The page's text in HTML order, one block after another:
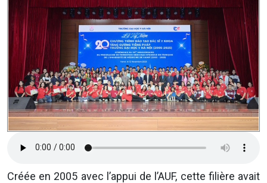
Créée en 2005 avec l’appui de l’AUF, cette filière avait